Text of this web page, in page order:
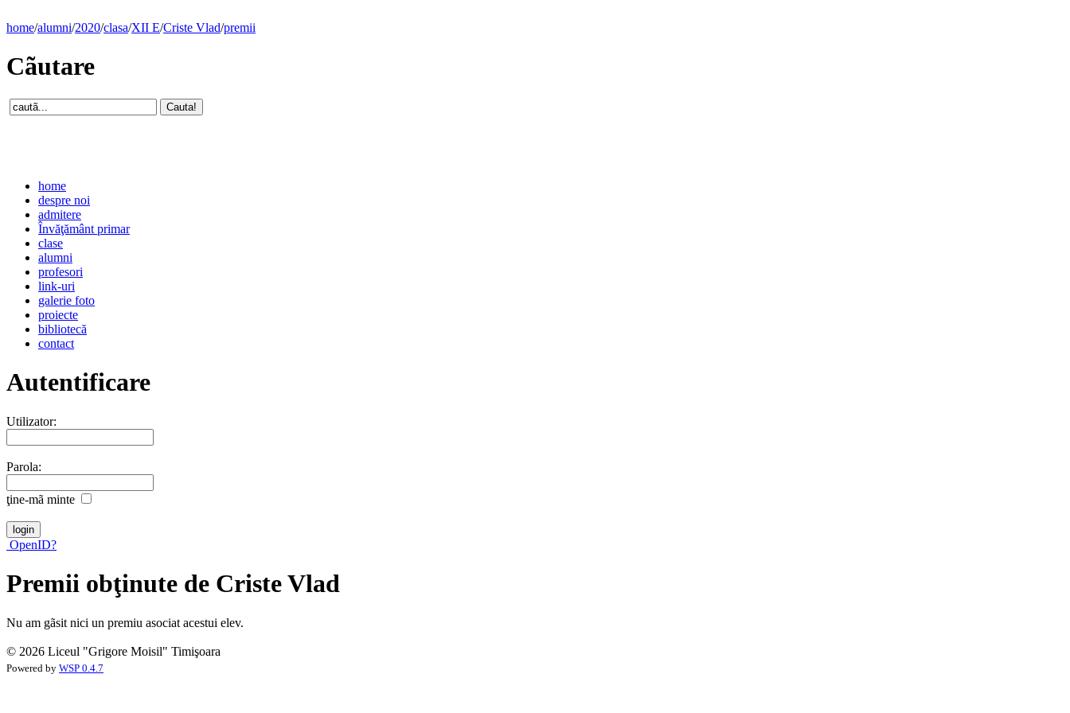
home/alumni/2020/clasa/XII E/Criste Vlad/premii
Cãutare
home
despre noi
admitere
Învăţământ primar
clase
alumni
profesori
link-uri
galerie foto
proiecte
bibliotecă
contact
Autentificare
Utilizator:
Parola:
ţine-mã minte
OpenID?
Premii obţinute de Criste Vlad
Nu am gãsit nici un premiu asociat acestui elev.
© 2026 Liceul "Grigore Moisil" Timişoara
Powered by WSP 0.4.7